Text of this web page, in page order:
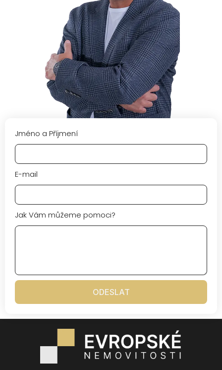
Jméno a Příjmení
E-mail
Jak Vám můžeme pomoci?
ODESLAT